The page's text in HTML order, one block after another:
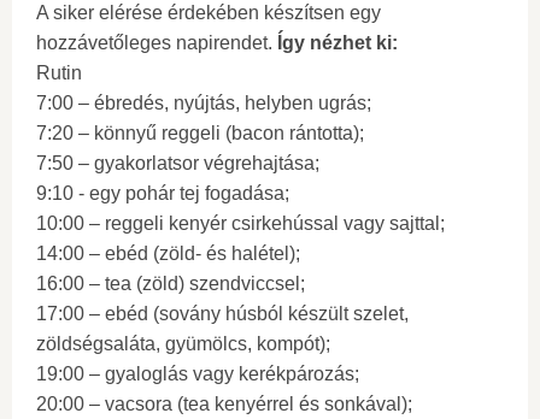
A siker elérése érdekében készítsen egy
hozzávetőleges napirendet. Így nézhet ki:
Rutin
7:00 – ébredés, nyújtás, helyben ugrás;
7:20 – könnyű reggeli (bacon rántotta);
7:50 – gyakorlatsor végrehajtása;
9:10 - egy pohár tej fogadása;
10:00 – reggeli kenyér csirkehússal vagy sajttal;
14:00 – ebéd (zöld- és halétel);
16:00 – tea (zöld) szendviccsel;
17:00 – ebéd (sovány húsból készült szelet,
zöldségsaláta, gyümölcs, kompót);
19:00 – gyaloglás vagy kerékpározás;
20:00 – vacsora (tea kenyérrel és sonkával);